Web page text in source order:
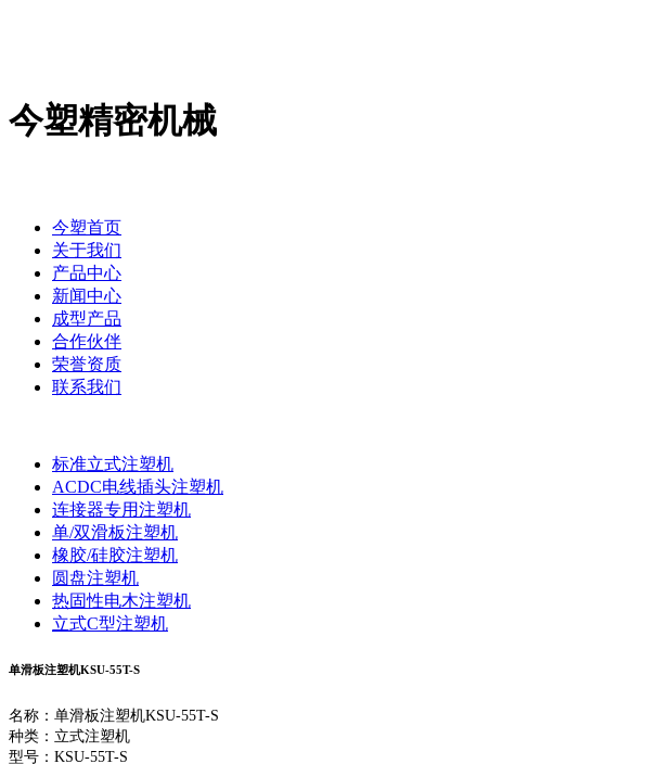
今塑精密机械
今塑首页
关于我们
产品中心
新闻中心
成型产品
合作伙伴
荣誉资质
联系我们
标准立式注塑机
ACDC电线插头注塑机
连接器专用注塑机
单/双滑板注塑机
橡胶/硅胶注塑机
圆盘注塑机
热固性电木注塑机
立式C型注塑机
单滑板注塑机KSU-55T-S
名称：单滑板注塑机KSU-55T-S
种类：立式注塑机
型号：KSU-55T-S